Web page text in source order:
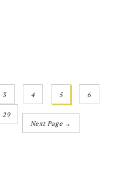
3 4 5 6
29
Next Page →